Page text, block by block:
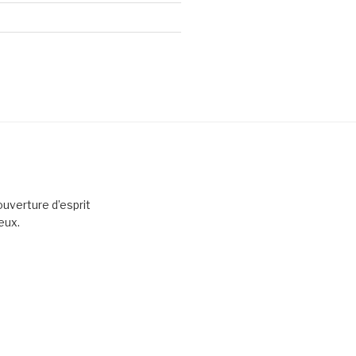
d’esprit